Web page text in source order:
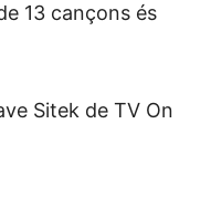
13 cançons és
Sitek de TV On